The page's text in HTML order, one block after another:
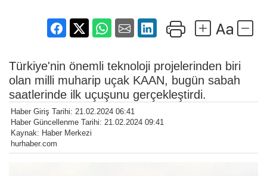
Türkiye'nin önemli teknoloji projelerinden biri
olan milli muharip uçak KAAN, bugün sabah
saatlerinde ilk uçuşunu gerçekleştirdi.
Haber Giriş Tarihi: 21.02.2024 06:41
Haber Güncellenme Tarihi: 21.02.2024 09:41
Kaynak: Haber Merkezi
hurhaber.com